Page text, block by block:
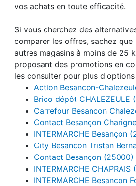
vos achats en toute efficacité.
Si vous cherchez des
comparer les offres, sachez que
autres magasins à moins de 25
proposant des promotions en
les consulter pour plus d'options
Action Besancon-
Brico dépôt CHALEZEULE
Carrefour Besancon
Contact Besançon
INTERMARCHE Besançon
City Besancon Tristan
Contact Besançon (25000)
INTERMARCHE CHAPRAIS
INTERMARCHE Besancon